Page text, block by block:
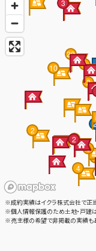
2026.04.20
ゴールデンウ
平素は格別のご高
株式会社大関建設
ールデンウィーク
【休業期間】5月2
期間中にいただい
再開後、順次ご対
ご不便をおかけい
上げます。
2026.02.08